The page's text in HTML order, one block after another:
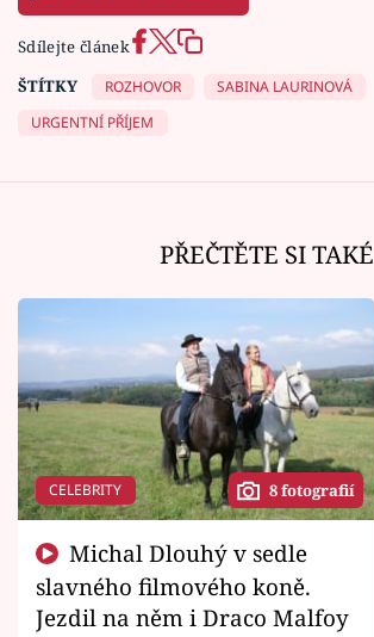
Sdílejte článek
ŠTÍTKY
ROZHOVOR
SABINA LAURINOVÁ
URGENTNÍ PŘÍJEM
PŘEČTĚTE SI TAKÉ
CELEBRITY 8 fotografií
slavného filmového koně.
Jezdil na něm i Draco Malfoy